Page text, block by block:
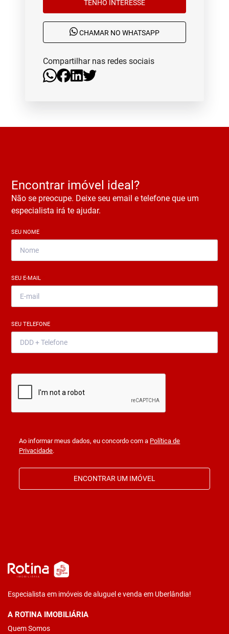
TENHO INTERESSE
CHAMAR NO WHATSAPP
Compartilhar nas redes sociais
Encontrar imóvel ideal?
Não se preocupe. Deixe seu email e telefone que um
especialista irá te ajudar.
SEU NOME
SEU E-MAIL
SEU TELEFONE
Ao informar meus dados, eu concordo com a Política de
Privacidade.
ENCONTRAR UM IMÓVEL
Especialista em imóveis de aluguel e venda em Uberlândia!
A ROTINA IMOBILIÁRIA
Quem Somos